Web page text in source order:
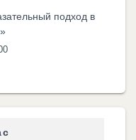
подход в